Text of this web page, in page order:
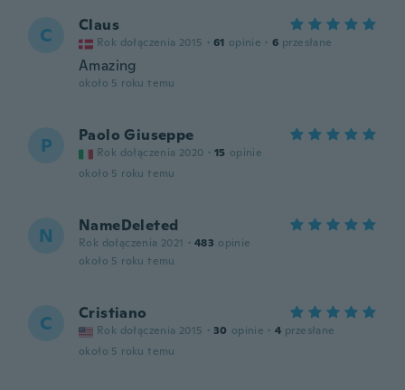
C Claus
Rok dołączenia 2015 · 61 opinie · 6 przesłane
Amazing
około 5 roku temu
P Paolo Giuseppe
Rok dołączenia 2020 · 15 opinie
około 5 roku temu
N NameDeleted
Rok dołączenia 2021 · 483 opinie
około 5 roku temu
C Cristiano
Rok dołączenia 2015 · 30 opinie · 4 przesłane
około 5 roku temu